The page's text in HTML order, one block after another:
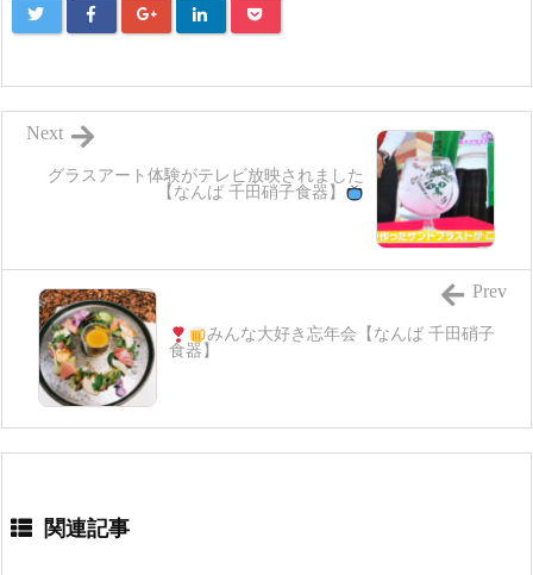
グラスアート体験がテレビ放映されました
【なんば 千田硝子食器】
Next
みんな大好き 忘年会 【なんば 千田硝子
食器】
Prev
関連記事